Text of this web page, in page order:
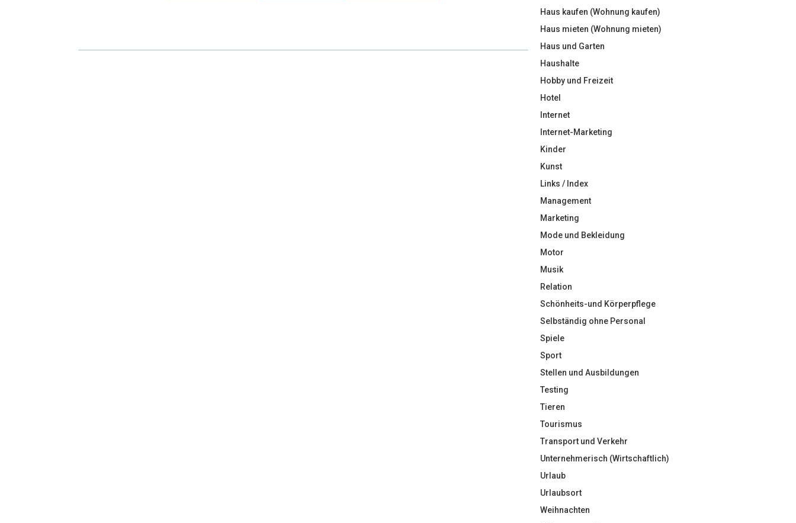
Haus kaufen (Wohnung kaufen)
Haus mieten (Wohnung mieten)
Haus und Garten
Haushalte
Hobby und Freizeit
Hotel
Internet
Internet-Marketing
Kinder
Kunst
Links / Index
Management
Marketing
Mode und Bekleidung
Motor
Musik
Relation
Schönheits-und Körperpflege
Selbständig ohne Personal
Spiele
Sport
Stellen und Ausbildungen
Testing
Tieren
Tourismus
Transport und Verkehr
Unternehmerisch (Wirtschaftlich)
Urlaub
Urlaubsort
Weihnachten